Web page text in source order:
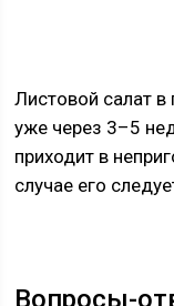
Листовой салат
уже через 3–5
приходит в
случае его
Вопросы-